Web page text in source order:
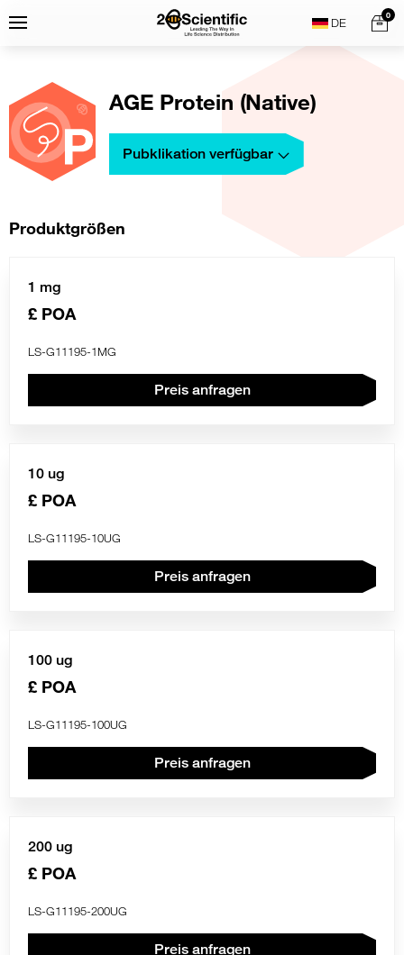
toMenu
Home
0
AGE Protein (Native)
Pubklikation verfügbar
Produktgrößen
1 mg
£ POA
LS-G11195-1MG
Preis anfragen
10 ug
£ POA
LS-G11195-10UG
Preis anfragen
100 ug
£ POA
LS-G11195-100UG
Preis anfragen
200 ug
£ POA
LS-G11195-200UG
Preis anfragen